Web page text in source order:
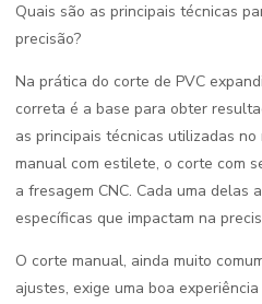
Quais são as principais técnicas
precisão?
Na prática do corte de PVC
correta é a base para obter
as principais técnicas utilizadas
manual com estilete, o corte com
a fresagem CNC. Cada uma delas
específicas que impactam na
O corte manual, ainda muito
ajustes, exige uma boa